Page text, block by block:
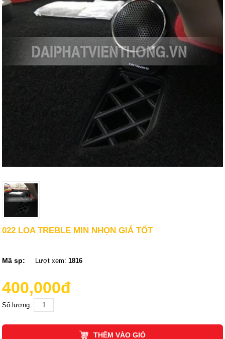
022 LOA TREBLE MIN NHỌN GIÁ TỐT
Mã sp: Lượt xem:1816
400,000đ
Số lượng:
THÊM VÀO GIỎ